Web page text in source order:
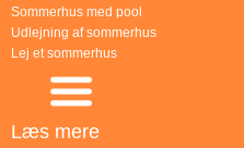
Sommerhus med pool
Udlejning af sommerhus
Lej et sommerhus
Læs mere